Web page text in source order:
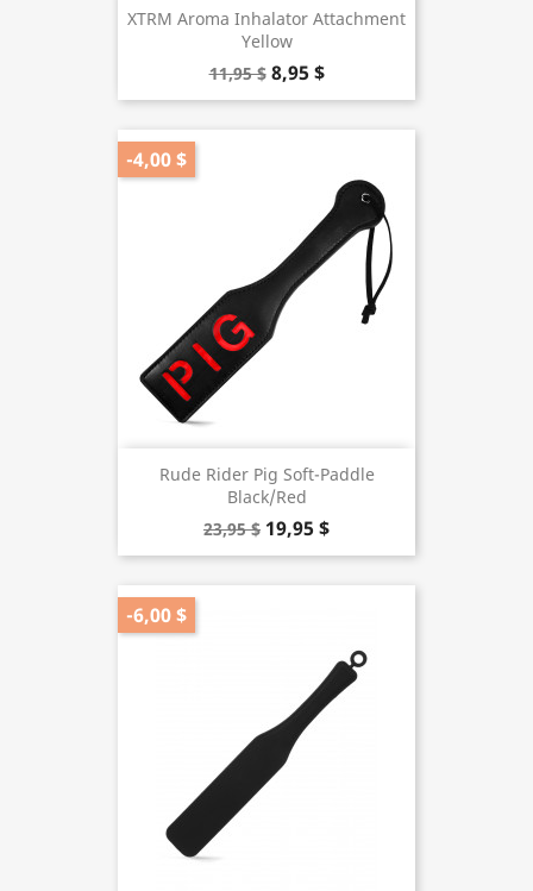
XTRM Aroma Inhalator Attachment
Yellow
11,95 $ 8,95 $
Rude Rider Pig Soft-Paddle
Black/Red
23,95 $ 19,95 $
-4,00 $
-6,00 $